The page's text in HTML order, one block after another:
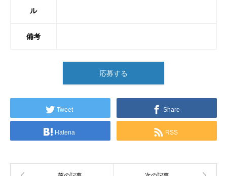
ル
備考
応募する
Tweet Share
Hatena RSS